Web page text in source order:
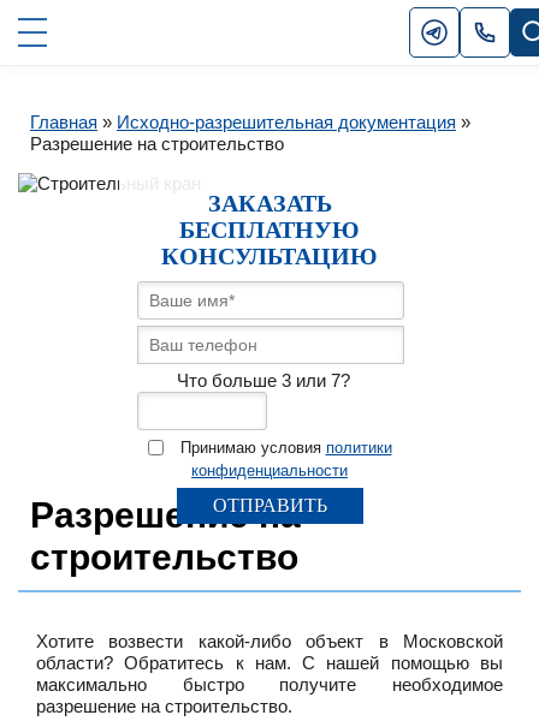
Главная » Исходно-разрешительная документация »
Разрешение на строительство
ЗАКАЗАТЬ
БЕСПЛАТНУЮ
КОНСУЛЬТАЦИЮ
Что больше 3 или 7?
Принимаю условия политики
конфиденциальности
Разрешение на
строительство
Хотите возвести какой-либо объект в Московской
области? Обратитесь к нам. С нашей помощью вы
максимально быстро получите необходимое
разрешение на строительство.